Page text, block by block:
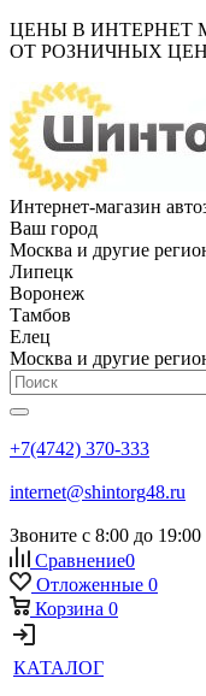
ЦЕНЫ В ИНТЕРНЕТ
ОТ РОЗНИЧНЫХ
Интернет-магазин
Ваш город
Москва и другие
Липецк
Воронеж
Тамбов
Елец
Москва и другие
+7(4742) 370-333
internet@shintorg48.ru
Звоните с 8:00 до 19:00
Сравнение0
Отложенные 0
Корзина 0
КАТАЛОГ